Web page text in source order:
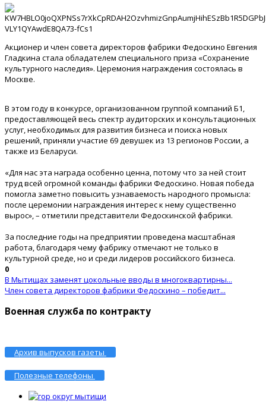
Акционер и член совета директоров фабрики Федоскино Евгения
Гладкина стала обладателем специального приза «Сохранение
культурного наследия». Церемония награждения состоялась в
Москве.
В этом году в конкурсе, организованном группой компаний Б1,
предоставляющей весь спектр аудиторских и консультационных
услуг, необходимых для развития бизнеса и поиска новых
решений, приняли участие 69 девушек из 13 регионов России, а
также из Беларуси.
«Для нас эта награда особенно ценна, потому что за ней стоит
труд всей огромной команды фабрики Федоскино. Новая победа
помогла заметно повысить узнаваемость народного промысла:
после церемонии награждения интерес к нему существенно
вырос», – отметили представители Федоскинской фабрики.
За последние годы на предприятии проведена масштабная
работа, благодаря чему фабрику отмечают не только в
культурной среде, но и среди лидеров российского бизнеса.
0
В Мытищах заменят цокольные вводы в многоквартирны...
Член совета директоров фабрики Федоскино – победит...
Военная служба по контракту
Архив выпусков газеты
Полезные телефоны